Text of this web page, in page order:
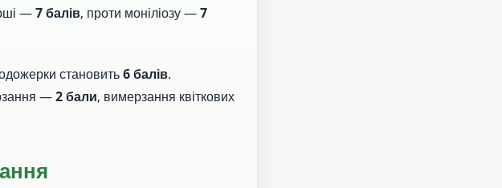
—7 балів, проти моніліозу —7
становить6 балів.
—2 бали, вимерзання квіткових